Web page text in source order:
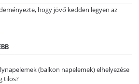
hogy jövő kedden legyen az
(balkon napelemek) elhelyezése
tilos?